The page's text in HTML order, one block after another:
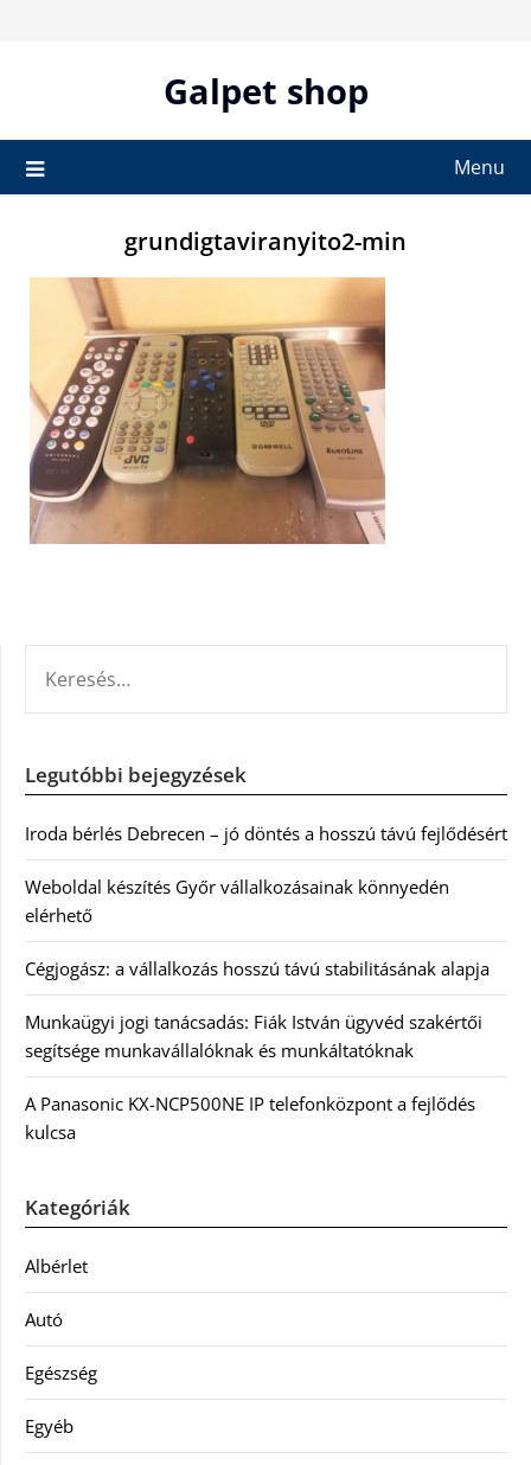
Galpet shop
Menu
grundigtaviranyito2-min
Legutóbbi bejegyzések
Iroda bérlés Debrecen – jó döntés a hosszú távú fejlődésért
Weboldal készítés Győr vállalkozásainak könnyedén
elérhető
Cégjogász: a vállalkozás hosszú távú stabilitásának alapja
Munkaügyi jogi tanácsadás: Fiák István ügyvéd szakértői
segítsége munkavállalóknak és munkáltatóknak
A Panasonic KX-NCP500NE IP telefonközpont a fejlődés
kulcsa
Kategóriák
Albérlet
Autó
Egészség
Egyéb